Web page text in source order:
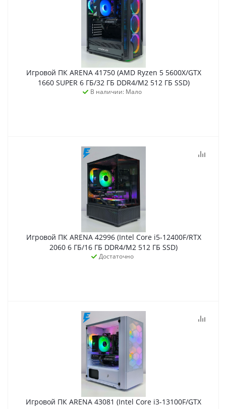
Игровой ПК ARENA 41750 (AMD Ryzen 5 5600X/GTX
1660 SUPER 6 ГБ/32 ГБ DDR4/M2 512 ГБ SSD)
В наличии: Мало
Игровой ПК ARENA 42996 (Intel Core i5-12400F/RTX
2060 6 ГБ/16 ГБ DDR4/M2 512 ГБ SSD)
Достаточно
Игровой ПК ARENA 43081 (Intel Core i3-13100F/GTX